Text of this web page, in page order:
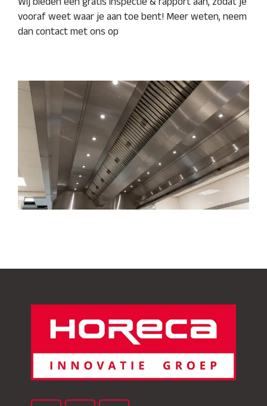
vooraf weet waar je aan toe bent! Meer weten, neem
dan contact met ons op